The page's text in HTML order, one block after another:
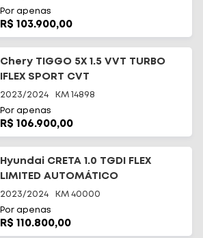
Por apenas
R$ 103.900,00
Chery TIGGO 5X 1.5 VVT TURBO
IFLEX SPORT CVT
2023/2024 KM 14898
Por apenas
R$ 106.900,00
Hyundai CRETA 1.0 TGDI FLEX
LIMITED AUTOMÁTICO
2023/2024 KM 40000
Por apenas
R$ 110.800,00